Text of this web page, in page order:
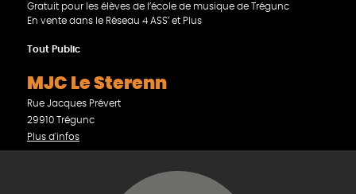
Gratuit pour les élèves de l’école de musique de Trégunc
En vente dans le Réseau 4 ASS’ et Plus
Tout Public
MJC Le Sterenn
Rue Jacques Prévert
29910 Trégunc
Plus d'infos